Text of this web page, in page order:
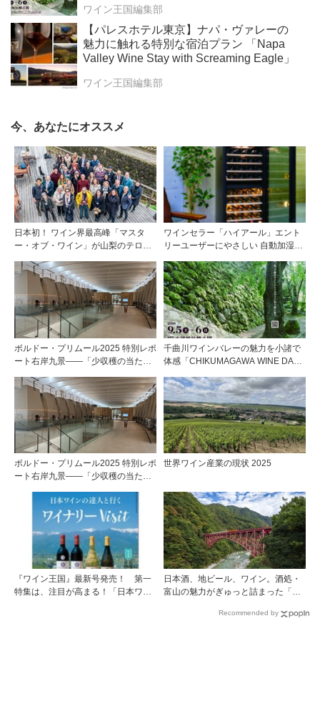
ワイン王国編集部
【パレスホテル東京】ナパ・ヴァレーの
魅力に触れる特別な宿泊プラン 「Napa
Valley Wine Stay with Screaming Eagle」
ワイン王国編集部
今、あなたにオススメ
日本初！ ワイン界最高峰「マスタ
ー・オブ・ワイン」が山梨のテロワ
ワインセラー「ハイアール」エント
リーユーザーにやさしい 自動加湿機
ボルドー・プリムール2025 特別レポ
ート右岸九景――「少収穫の当たり
ンテミリオン 有力9シャトー訪問記
千曲川ワインバレーの魅力を小諸で
体感「CHIKUMAGAWA WINE DAYS
ボルドー・プリムール2025 特別レポ
ート右岸九景――「少収穫の当たり
ンテミリオン 有力9シャトー訪問記
世界ワイン産業の現状 2025
『ワイン王国』最新号発売！ 第一
特集は、注目が高まる！「日本ワイ
日本酒、地ビール、ワイン。酒処・
富山の魅力がぎゅっと詰まった「黒
Recommended by